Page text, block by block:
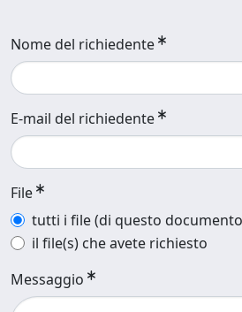
Nome del richiedente
E-mail del richiedente
File
tutti i file (di questo
il file(s) che avete richiesto
Messaggio